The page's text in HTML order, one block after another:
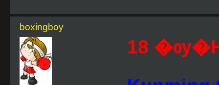
boxingboy
18